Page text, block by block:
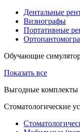
Дентальные
Визиографы
Портативные
Обучающие
Показать все
Выгодные комплекты
Стоматологические